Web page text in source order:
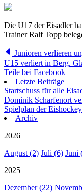
Die U17 der Eisadler
Trainer Ralf Topp
Junioren verlieren
U15 verliert in Berg.
Teile bei Facebook
Letzte Beiträge
Startschuss für alle
Dominik Scharfenort
Spielplan der
Archiv
2026
August (2) Juli (6) Juni
2025
Dezember (22)